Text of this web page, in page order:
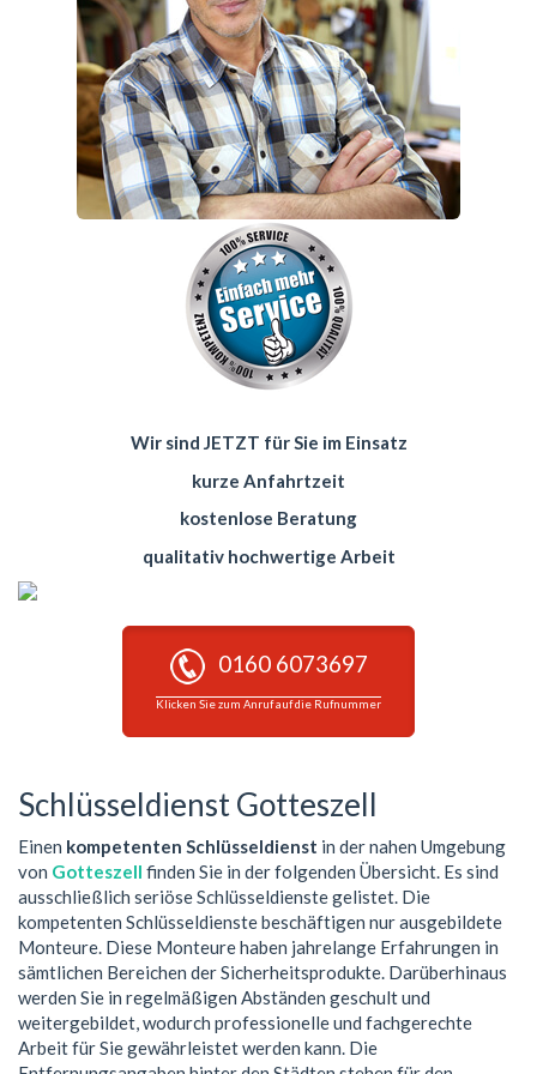
Wir sind JETZT für Sie im Einsatz
kurze Anfahrtzeit
kostenlose Beratung
qualitativ hochwertige Arbeit
0160 6073697
Klicken Sie zum Anruf auf die Rufnummer
Schlüsseldienst Gotteszell
Einen kompetenten Schlüsseldienst in der nahen Umgebung
von Gotteszell finden Sie in der folgenden Übersicht. Es sind
ausschließlich seriöse Schlüsseldienste gelistet. Die
kompetenten Schlüsseldienste beschäftigen nur ausgebildete
Monteure. Diese Monteure haben jahrelange Erfahrungen in
sämtlichen Bereichen der Sicherheitsprodukte. Darüberhinaus
werden Sie in regelmäßigen Abständen geschult und
weitergebildet, wodurch professionelle und fachgerechte
Arbeit für Sie gewährleistet werden kann. Die